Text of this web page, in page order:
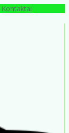
Kontaktai